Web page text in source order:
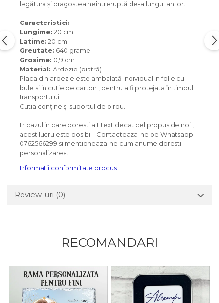
legătura și dragostea neîntreruptă de-a lungul anilor.
Caracteristici:
Lungime: 20 cm
Latime: 20 cm
Greutate: 640 grame
Grosime: 0,9 cm
Material: Ardezie (piatră)
Placa din ardezie este ambalată individual in folie cu
bule si in cutie de carton , pentru a fi protejata în timpul
transportului.
Cutia conține și suportul de birou.
In cazul in care doresti alt text decat cel propus de noi ,
acest lucru este posibil . Contacteaza-ne pe Whatsapp
0762566299 si mentioneaza-ne cum anume doresti
personalizarea.
Informatii conformitate produs
Review-uri (0)
RECOMANDARI